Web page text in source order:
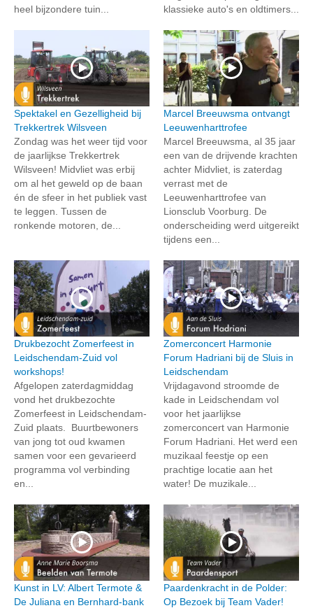
heel bijzondere tuin...
klassieke auto's en oldtimers...
Spektakel en Gezelligheid bij
Trekkertrek Wilsveen
Zondag was het weer tijd voor
de jaarlijkse Trekkertrek
Wilsveen! Midvliet was erbij
om al het geweld op de baan
én de sfeer in het publiek vast
te leggen. Tussen de
ronkende motoren, de...
Marcel Breeuwsma ontvangt
Leeuwenharttrofee
Marcel Breeuwsma, al 35 jaar
een van de drijvende krachten
achter Midvliet, is zaterdag
verrast met de
Leeuwenharttrofee van
Lionsclub Voorburg. De
onderscheiding werd uitgereikt
tijdens een...
Drukbezocht Zomerfeest in
Leidschendam-Zuid vol
workshops!
Afgelopen zaterdagmiddag
vond het drukbezochte
Zomerfeest in Leidschendam-
Zuid plaats. Buurtbewoners
van jong tot oud kwamen
samen voor een gevarieerd
programma vol verbinding
en...
Zomerconcert Harmonie
Forum Hadriani bij de Sluis in
Leidschendam
Vrijdagavond stroomde de
kade in Leidschendam vol
voor het jaarlijkse
zomerconcert van Harmonie
Forum Hadriani. Het werd een
muzikaal feestje op een
prachtige locatie aan het
water! De muzikale...
Kunst in LV: Albert Termote &
De Juliana en Bernhard-bank
Paardenkracht in de Polder:
Op Bezoek bij Team Vader!